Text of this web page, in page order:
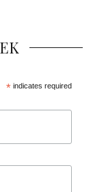
*indicates required